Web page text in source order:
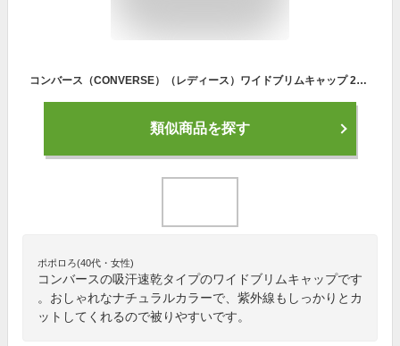
コンバース（CONVERSE）（レディース）ワイドブリムキャップ 23201220093970 23201220001970 23201220075970 23201220091970 帽子 吸汗速乾
類似商品を探す
ポポロろ(40代・女性)
コンバースの吸汗速乾タイプのワイドブリムキャップです
。おしゃれなナチュラルカラーで、紫外線もしっかりとカ
ットしてくれるので被りやすいです。